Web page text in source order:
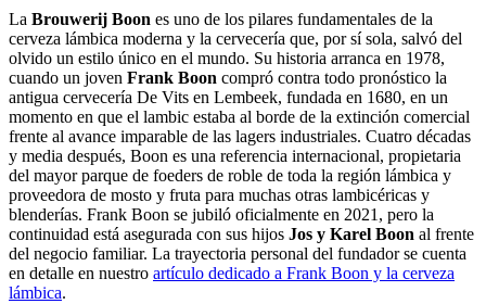
La Brouwerij Boon es uno de los pilares fundamentales de la
cerveza lámbica moderna y la cervecería que, por sí sola, salvó del
olvido un estilo único en el mundo. Su historia arranca en 1978,
cuando un joven Frank Boon compró contra todo pronóstico la
antigua cervecería De Vits en Lembeek, fundada en 1680, en un
momento en que el lambic estaba al borde de la extinción comercial
frente al avance imparable de las lagers industriales. Cuatro décadas
y media después, Boon es una referencia internacional, propietaria
del mayor parque de foeders de roble de toda la región lámbica y
proveedora de mosto y fruta para muchas otras lambicéricas y
blenderías. Frank Boon se jubiló oficialmente en 2021, pero la
continuidad está asegurada con sus hijos Jos y Karel Boon al frente
del negocio familiar. La trayectoria personal del fundador se cuenta
en detalle en nuestro artículo dedicado a Frank Boon y la cerveza
lámbica.